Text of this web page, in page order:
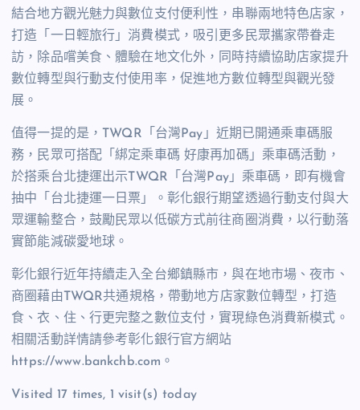
結合地方觀光魅力與數位支付便利性，串聯兩地特色店家，
打造「一日輕旅行」消費模式，吸引更多民眾攜家帶眷走
訪，除品嚐美食、體驗在地文化外，同時持續協助店家提升
數位轉型與行動支付使用率，促進地方數位轉型與觀光發
展。
值得一提的是， TWQR 「台灣 Pay 」近期已開通乘車碼服
務，民眾可搭配「綁定乘車碼 好康再加碼」乘車碼活動，
於搭乘台北捷運出示 TWQR 「台灣 Pay」乘車碼，即有機會
抽中「台北捷運一日票」。彰化銀行期望透過行動支付與大
眾運輸整合，鼓勵民眾以低碳方式前往商圈消費，以行動落
實節能減碳愛地球。
彰化銀行近年持續走入全台鄉鎮縣市，與在地市場、夜市、
商圈藉由
TWQR共通規格，帶動地方店家數位轉型，打造
食、衣、住、行更完整之數位支付，實現綠色消費新模式。
相關活動詳情請參考彰化銀行官方網站
https://www.bankchb.com 。
Visited 17 times, 1 visit(s) today